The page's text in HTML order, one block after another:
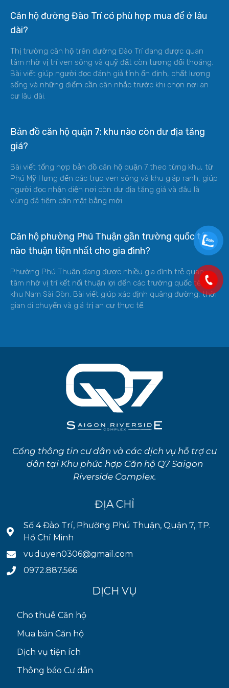
Căn hộ đường Đào Trí có phù hợp mua để ở lâu
dài?
Thị trường căn hộ trên đường Đào Trí đang được quan
tâm nhờ vị trí ven sông và quỹ đất còn tương đối thoáng.
Bài viết giúp người đọc đánh giá tính ổn định, chất lượng
sống và những điểm cần cân nhắc trước khi chọn nơi an
cư lâu dài.
Bản đồ căn hộ quận 7: khu nào còn dư địa tăng
giá?
Bài viết tổng hợp bản đồ căn hộ quận 7 theo từng khu, từ
Phú Mỹ Hưng đến các trục ven sông và khu giáp ranh, giúp
người đọc nhận diện nơi còn dư địa tăng giá và đâu là
vùng đã tiệm cận mặt bằng mới.
Căn hộ phường Phú Thuận gần trường quốc tế
nào thuận tiện nhất cho gia đình?
Phường Phú Thuận đang được nhiều gia đình trẻ quan
tâm nhờ vị trí kết nối thuận lợi đến các trường quốc tế ở
khu Nam Sài Gòn. Bài viết giúp xác định quãng đường, thời
gian di chuyển và giá trị an cư thực tế.
Cổng thông tin cư dân và các dịch vụ hỗ trợ cư
dân tại Khu phức hợp Căn hộ Q7 Saigon
Riverside Complex.
ĐỊA CHỈ
Số 4 Đào Trí, Phường Phú Thuận, Quận 7, TP.
Hồ Chí Minh
vuduyen0306@gmail.com
0972.887.566
DỊCH VỤ
Cho thuê Căn hộ
Mua bán Căn hộ
Dịch vụ tiện ích
Thông báo Cư dân